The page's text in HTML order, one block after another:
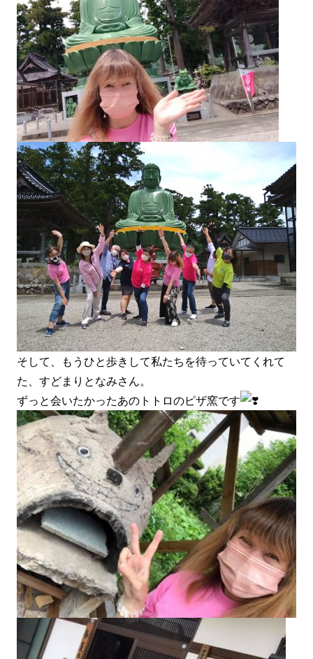
そして、もうひと歩きして私たちを待っていてくれて
た、すどまりとなみさん。
ずっと会いたかったあのトトロのピザ窯です